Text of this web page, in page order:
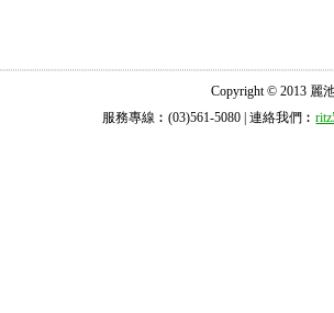
Copyright © 2013 麗
服務專線︰(03)561-5080 | 連絡我們︰